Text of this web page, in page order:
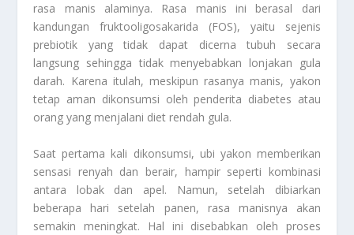
rasa manis alaminya. Rasa manis ini berasal dari
kandungan fruktooligosakarida (FOS), yaitu sejenis
prebiotik yang tidak dapat dicerna tubuh secara
langsung sehingga tidak menyebabkan lonjakan gula
darah. Karena itulah, meskipun rasanya manis, yakon
tetap aman dikonsumsi oleh penderita diabetes atau
orang yang menjalani diet rendah gula.
Saat pertama kali dikonsumsi, ubi yakon memberikan
sensasi renyah dan berair, hampir seperti kombinasi
antara lobak dan apel. Namun, setelah dibiarkan
beberapa hari setelah panen, rasa manisnya akan
semakin meningkat. Hal ini disebabkan oleh proses